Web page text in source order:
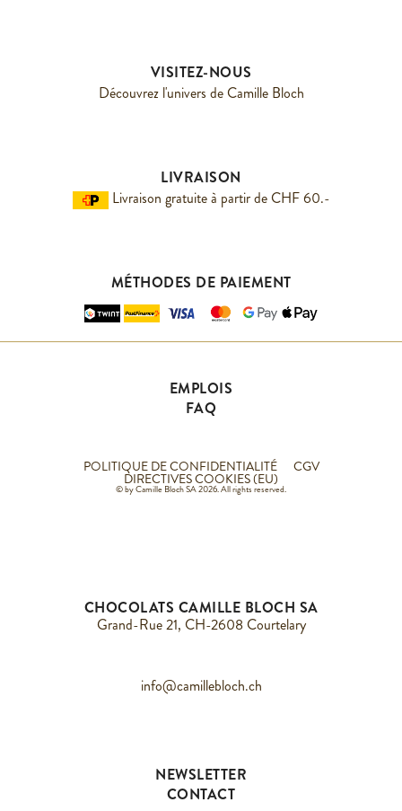
VISITEZ-NOUS
Découvrez l'univers de Camille Bloch
LIVRAISON
Livraison gratuite à partir de CHF 60.-
MÉTHODES DE PAIEMENT
EMPLOIS
FAQ
POLITIQUE DE CONFIDENTIALITÉ CGV
DIRECTIVES COOKIES (EU)
© by Camille Bloch SA 2026. All rights reserved.
CHOCOLATS CAMILLE BLOCH SA
Grand-Rue 21, CH-2608 Courtelary
info@camillebloch.ch
NEWSLETTER
CONTACT